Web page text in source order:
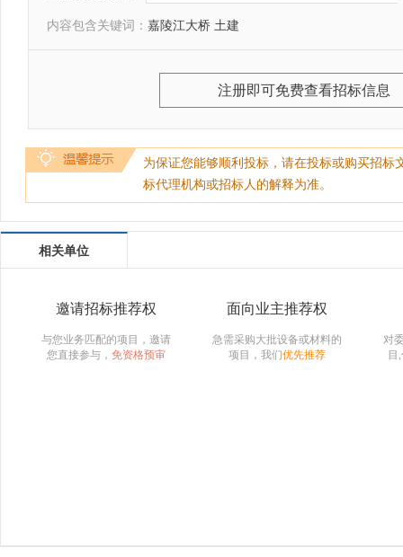
内容包含关键词： 嘉陵江大桥 土建
注册即可免费查看招标信息
为保证您能够顺利投标，请在投标或购买招
标代理机构或招标人的解释为准。
相关单位
邀请招标推荐权
与您业务匹配的项目，邀请
您直接参与， 免资格预审
面向业主推荐权
急需采购大批设备或材料的
项目，我们优先推荐
对
目